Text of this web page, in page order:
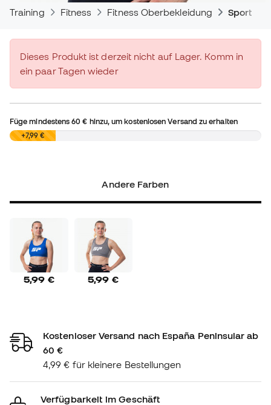
Training Fitness Fitness Oberbekleidung Sport-
Dieses Produkt ist derzeit nicht auf Lager. Komm in
ein paar Tagen wieder
Füge mindestens60 € hinzu, um kostenlosen Versand zu erhalten
0,00 €+7,99 €
Andere Farben
5,99 € 5,99 €
Kostenloser Versand nach España Peninsular ab
60 €
4,99 € für kleinere Bestellungen
Verfügbarkeit im Geschäft